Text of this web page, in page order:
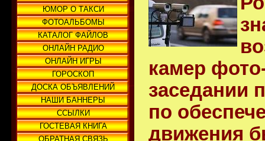
ЮМОР О ТАКСИ
ФОТОАЛЬБОМЫ
КАТАЛОГ ФАЙЛОВ
ОНЛАЙН РАДИО
ОНЛАЙН ИГРЫ
ГОРОСКОП
ДОСКА ОБЪЯВЛЕНИЙ
НАШИ БАННЕРЫ
ССЫЛКИ
ГОСТЕВАЯ КНИГА
ОБРАТНАЯ СВЯЗЬ
камер
заседании
по
движения